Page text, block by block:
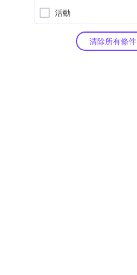
活動
清除所有條件